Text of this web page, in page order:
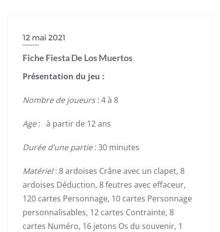
12 mai 2021
Fiche Fiesta De Los Muertos
Présentation du jeu :
Nombre de joueurs: 4 à 8
Age: à partir de 12 ans
Durée d’une partie: 30 minutes
Matériel: 8 ardoises Crâne avec un clapet, 8
ardoises Déduction, 8 feutres avec effaceur,
120 cartes Personnage, 10 cartes Personnage
personnalisables, 12 cartes Contrainte, 8
cartes Numéro, 16 jetons Os du souvenir, 1